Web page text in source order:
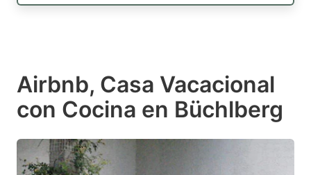
Airbnb, Casa Vacacional
con Cocina en Büchlberg